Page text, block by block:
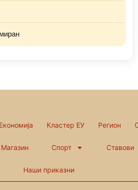
Економија Кластер ЕУ Регион
Магазин Спорт Ставови
Наши приказни